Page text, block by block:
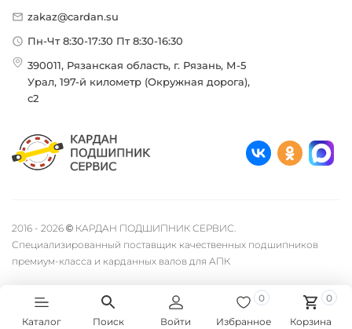
zakaz@cardan.su
Пн-Чт 8:30-17:30 Пт 8:30-16:30
390011, Рязанская область, г. Рязань, М-5
Урал, 197-й километр (Окружная дорога),
с2
2016 - 2026 © КАРДАН ПОДШИПНИК СЕРВИС.
Специализированный поставщик качественных подшипников
премиум-класса и карданных валов для АПК
Каталог Поиск Войти Избранное
0
Корзина
0